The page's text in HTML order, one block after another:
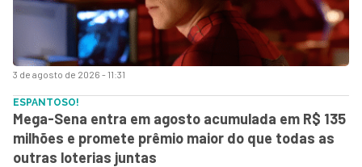
3 de agosto de 2026 - 11:31
ESPANTOSO!
Mega-Sena entra em agosto acumulada em R$ 135
milhões e promete prêmio maior do que todas as
outras loterias juntas